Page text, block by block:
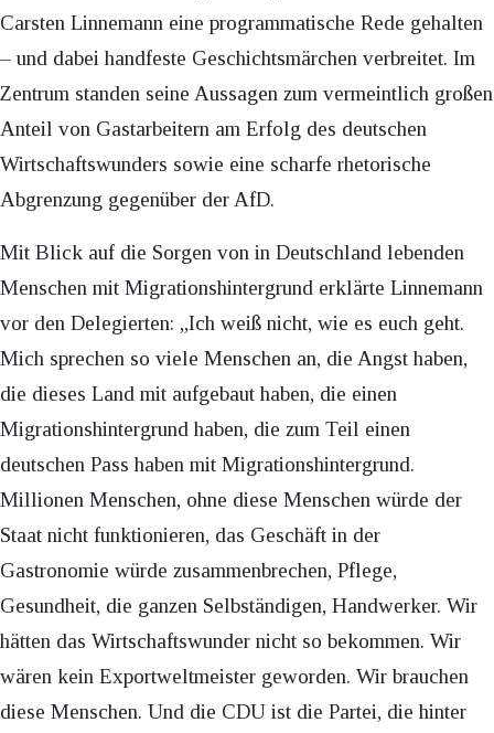
Carsten Linnemann eine programmatische Rede gehalten
– und dabei handfeste Geschichtsmärchen verbreitet. Im
Zentrum standen seine Aussagen zum vermeintlich großen
Anteil von Gastarbeitern am Erfolg des deutschen
Wirtschaftswunders sowie eine scharfe rhetorische
Abgrenzung gegenüber der AfD.
Mit Blick auf die Sorgen von in Deutschland lebenden
Menschen mit Migrationshintergrund erklärte Linnemann
vor den Delegierten: „Ich weiß nicht, wie es euch geht.
Mich sprechen so viele Menschen an, die Angst haben,
die dieses Land mit aufgebaut haben, die einen
Migrationshintergrund haben, die zum Teil einen
deutschen Pass haben mit Migrationshintergrund.
Millionen Menschen, ohne diese Menschen würde der
Staat nicht funktionieren, das Geschäft in der
Gastronomie würde zusammenbrechen, Pflege,
Gesundheit, die ganzen Selbständigen, Handwerker. Wir
hätten das Wirtschaftswunder nicht so bekommen. Wir
wären kein Exportweltmeister geworden. Wir brauchen
diese Menschen. Und die CDU ist die Partei, die hinter